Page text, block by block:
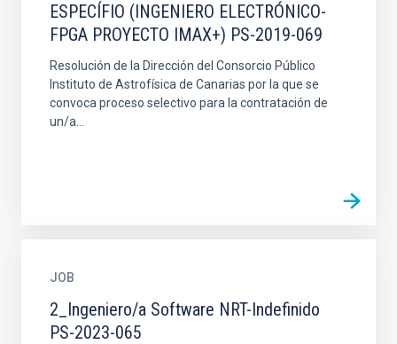
ESPECÍFIO (INGENIERO ELECTRÓNICO-
FPGA PROYECTO IMAX+) PS-2019-069
Resolución de la Dirección del Consorcio Público
Instituto de Astrofísica de Canarias por la que se
convoca proceso selectivo para la contratación de
un/a...
JOB
2_Ingeniero/a Software NRT-Indefinido
PS-2023-065